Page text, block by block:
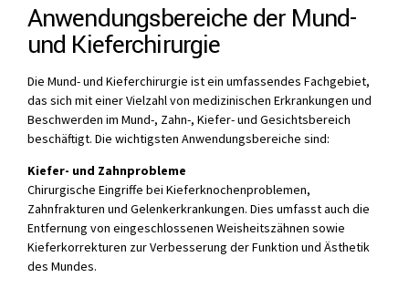
Anwendungsbereiche der Mund-
und Kieferchirurgie
Die Mund- und Kieferchirurgie ist ein umfassendes Fachgebiet,
das sich mit einer Vielzahl von medizinischen Erkrankungen und
Beschwerden im Mund-, Zahn-, Kiefer- und Gesichtsbereich
beschäftigt. Die wichtigsten Anwendungsbereiche sind:
Kiefer- und Zahnprobleme
Chirurgische Eingriffe bei Kieferknochenproblemen,
Zahnfrakturen und Gelenkerkrankungen. Dies umfasst auch die
Entfernung von eingeschlossenen Weisheitszähnen sowie
Kieferkorrekturen zur Verbesserung der Funktion und Ästhetik
des Mundes.